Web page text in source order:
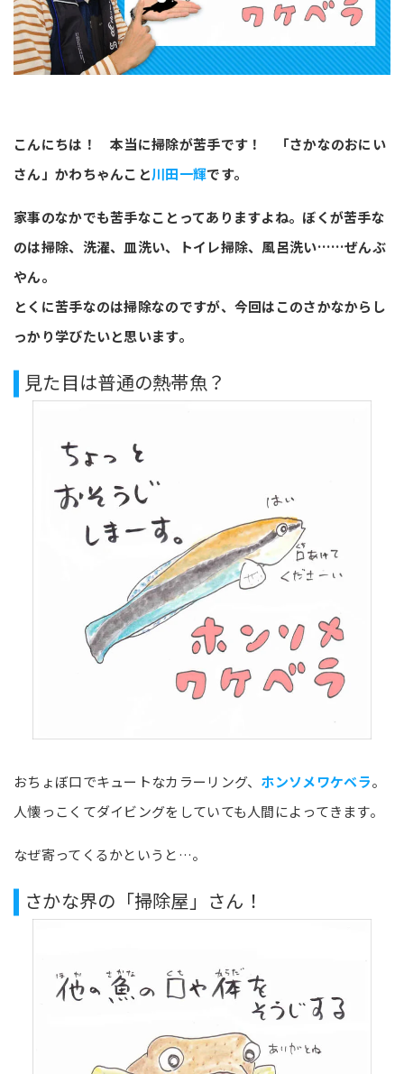
こんにちは！ 本当に掃除が苦手です！ 「さかなのおにい
さん」かわちゃんこと川田一輝です。
家事のなかでも苦手なことってありますよね。ぼくが苦手な
のは掃除、洗濯、皿洗い、トイレ掃除、風呂洗い……ぜんぶ
やん。
とくに苦手なのは掃除なのですが、今回はこのさかなからし
っかり学びたいと思います。
見た目は普通の熱帯魚？
おちょぼ口でキュートなカラーリング、 ホンソメワケベラ。
人懐っこくてダイビングをしていても人間によってきます。
なぜ寄ってくるかというと…。
さかな界の「掃除屋」さん！